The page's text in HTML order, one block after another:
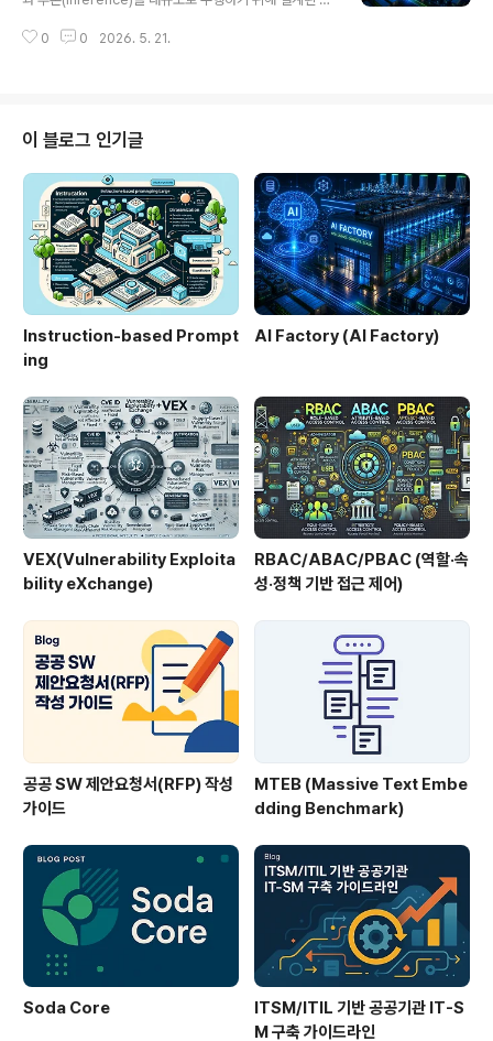
드 위치 선택 가능단일 환경 대비 최적화 가능보안 강화민
퓨팅 중심이었다면, AI Factory는 GPU/TPU 기반의 고
라로 부상하고 있다.1. 개념 및 정의AI Factory는 AI 모델
개발 및 운영을 위한 데이터, 컴퓨팅, 네트워크, 스토리지
자원을 통합하여 대규모 AI 워크로드를 효율적으로 처리하
는 전용 인프라 시스템이다.2. 특징구분설명비교/차별점AI
특화 인프라GPU/TPU 중심 ..
0 0 2026. 5. 21.
이 블로그 인기글
Instruction-based Prompt
ing
AI Factory (AI Factory)
VEX(Vulnerability Exploita
bility eXchange)
RBAC/ABAC/PBAC (역할·속
성·정책 기반 접근 제어)
공공 SW 제안요청서(RFP) 작성
가이드
MTEB (Massive Text Embe
dding Benchmark)
Soda Core
ITSM/ITIL 기반 공공기관 IT-S
M 구축 가이드라인